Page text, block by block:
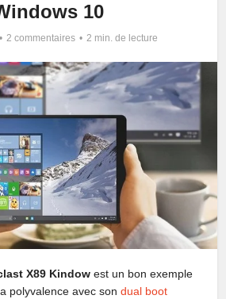
10
2 commentaires 2 min. de lecture
X89 Kindow est un bon exemple
polyvalence avec sondual boot